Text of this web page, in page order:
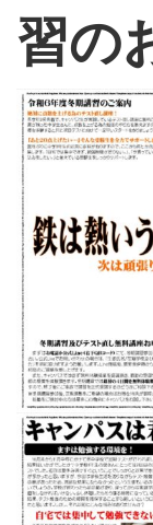
習の